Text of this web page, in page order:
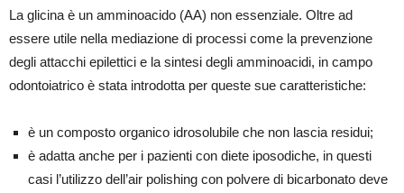
La glicina è un amminoacido (AA) non essenziale. Oltre ad
essere utile nella mediazione di processi come la prevenzione
degli attacchi epilettici e la sintesi degli amminoacidi, in campo
odontoiatrico è stata introdotta per queste sue caratteristiche:
è un composto organico idrosolubile che non lascia residui;
è adatta anche per i pazienti con diete iposodiche, in questi
casi l’utilizzo dell’air polishing con polvere di bicarbonato deve